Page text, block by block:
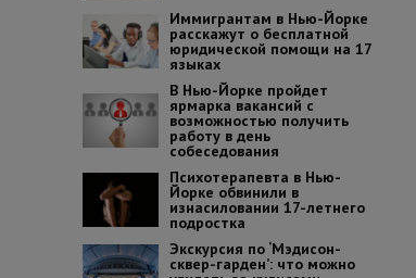
Иммигрантам в Нью-Йорке
расскажут о бесплатной
юридической помощи на 17
языках
В Нью-Йорке пройдет
ярмарка вакансий с
возможностью получить
работу в день
собеседования
Психотерапевта в Нью-
Йорке обвинили в
изнасиловании 17-летнего
подростка
Экскурсия по ‘Мэдисон-
сквер-гарден’: что можно